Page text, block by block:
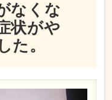
なくな
状がや
た。